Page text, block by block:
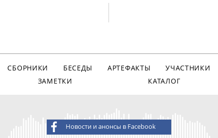
СБОРНИКИ БЕСЕДЫ АРТЕФАКТЫ
УЧАСТНИКИ
ЗАМЕТКИ
КАТАЛОГ
Новости и анонсы в Facebook